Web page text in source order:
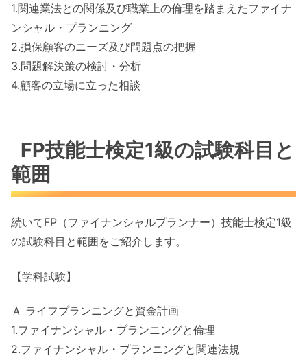
1.関連業法との関係及び職業上の倫理を踏まえたファイナ
ンシャル・プランニング
2.損保顧客のニーズ及び問題点の把握
3.問題解決策の検討・分析
4.顧客の立場に立った相談
FP技能士検定1級の試験科目と
範囲
続いてFP（ファイナンシャルプランナー）技能士検定1級
の試験科目と範囲をご紹介します。
【学科試験】
Ａ ライフプランニングと資金計画
1.ファイナンシャル・プランニングと倫理
2.ファイナンシャル・プランニングと関連法規